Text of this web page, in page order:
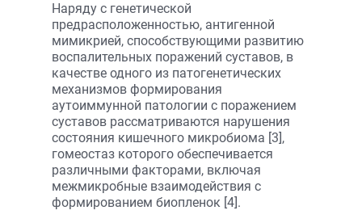
Наряду с генетической
предрасположенностью, антигенной
мимикрией, способствующими развитию
воспалительных поражений суставов, в
качестве одного из патогенетических
механизмов формирования
аутоиммунной патологии с поражением
суставов рассматриваются нарушения
состояния кишечного микробиома [3],
гомеостаз которого обеспечивается
различными факторами, включая
межмикробные взаимодействия с
формированием биопленок [4].